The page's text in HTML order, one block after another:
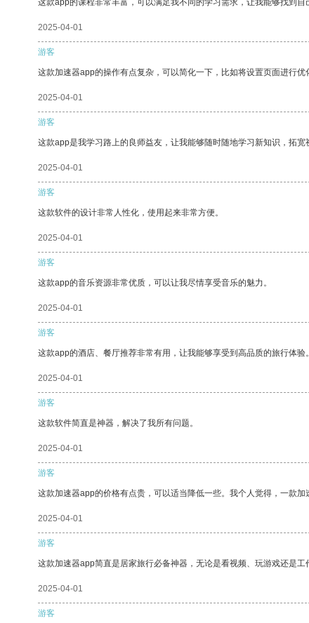
这款app的课程非常丰富，可以满足我不同的学习需求，让我能够找到自
2025-04-01
游客
这款加速器app的操作有点复杂，可以简化一下，比如将设置页面进行优
2025-04-01
游客
这款app是我学习路上的良师益友，让我能够随时随地学习新知识，拓宽
2025-04-01
游客
这款软件的设计非常人性化，使用起来非常方便。
2025-04-01
游客
这款app的音乐资源非常优质，可以让我尽情享受音乐的魅力。
2025-04-01
游客
这款app的酒店、餐厅推荐非常有用，让我能够享受到高品质的旅行体验。
2025-04-01
游客
这款软件简直是神器，解决了我所有问题。
2025-04-01
游客
这款加速器app的价格有点贵，可以适当降低一些。我个人觉得，一款加
2025-04-01
游客
这款加速器app简直是居家旅行必备神器，无论是看视频、玩游戏还是
2025-04-01
游客